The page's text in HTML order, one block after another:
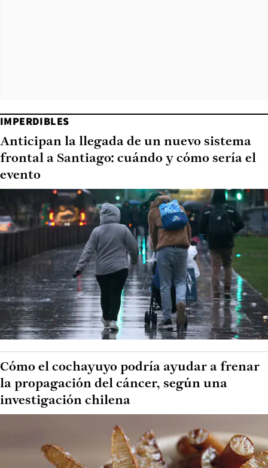
IMPERDIBLES
Anticipan la llegada de un nuevo sistema
frontal a Santiago: cuándo y cómo sería el
evento
Cómo el cochayuyo podría ayudar a frenar
la propagación del cáncer, según una
investigación chilena